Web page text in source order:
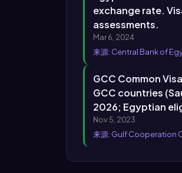
exchange rate.
assessments.
Mar 6, 2024
来源: Central Bank of
GCC Common
GCC countries
2026; Egyptian
Nov 5, 2023
来源: Gulf Cooperation